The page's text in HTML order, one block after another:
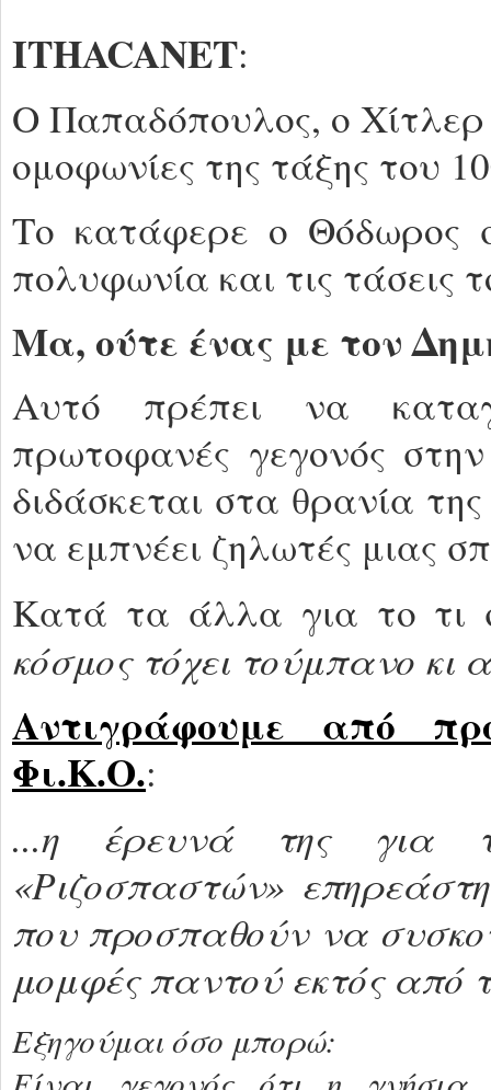
ITHACANET:
Ο Παπαδόπουλος, ο Χίτλερ
ομοφωνίες της τάξης του
Το κατάφερε ο Θόδωρος
πολυφωνία και τις τάσεις
Μα, ούτε ένας με τον
Αυτό πρέπει να
πρωτοφανές γεγονός
διδάσκεται στα θρανία
να εμπνέει ζηλωτές μιας
Κατά τα άλλα για το τι
κόσμος τόχει τούμπανο κι
Αντιγράφουμε από
Φι.Κ.Ο.:
...η έρευνά της για
«Ριζοσπαστών»
που προσπαθούν να
μομφές παντού εκτός από
Εξηγούμαι όσο μπορώ: